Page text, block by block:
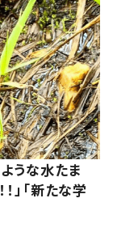
うな水たま
」「新たな学